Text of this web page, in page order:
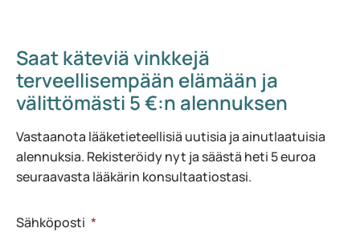
Saat käteviä vinkkejä
terveellisempään elämään ja
välittömästi 5 €:n alennuksen
Vastaanota lääketieteellisiä uutisia ja ainutlaatuisia
alennuksia. Rekisteröidy nyt ja säästä heti 5 euroa
seuraavasta lääkärin konsultaatiostasi.
Sähköposti *